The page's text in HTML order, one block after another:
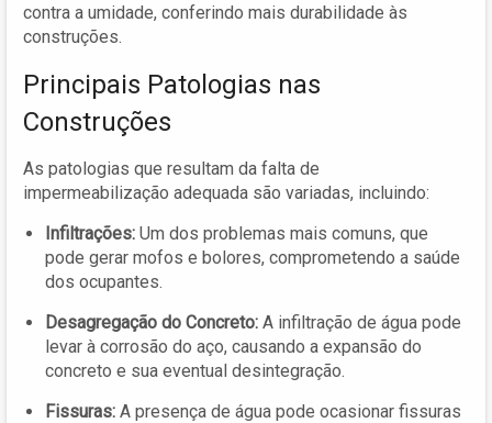
contra a umidade, conferindo mais durabilidade às
construções.
Principais Patologias nas
Construções
As patologias que resultam da falta de
impermeabilização adequada são variadas, incluindo:
Infiltrações: Um dos problemas mais comuns, que
pode gerar mofos e bolores, comprometendo a saúde
dos ocupantes.
Desagregação do Concreto: A infiltração de água pode
levar à corrosão do aço, causando a expansão do
concreto e sua eventual desintegração.
Fissuras: A presença de água pode ocasionar fissuras